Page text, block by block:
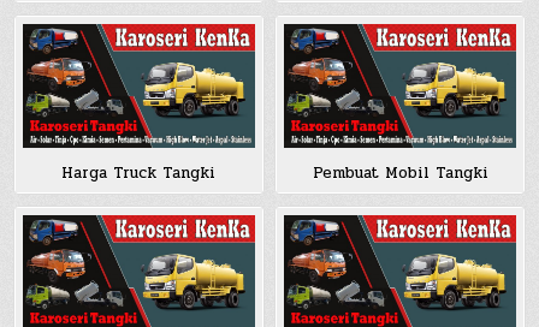
Harga Truck Tangki Pembuat Mobil Tangki